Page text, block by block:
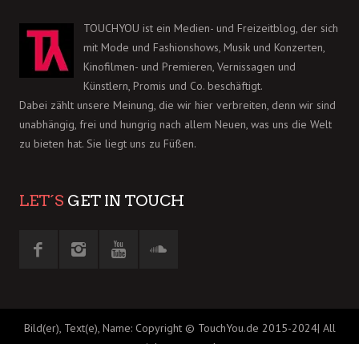
TOUCHYOU ist ein Medien- und Freizeitblog, der sich
mit Mode und Fashionshows, Musik und Konzerten,
Kinofilmen- und Premieren, Vernissagen und
Künstlern, Promis und Co. beschäftigt.
Dabei zählt unsere Meinung, die wir hier verbreiten, denn wir sind
unabhängig, frei und hungrig nach allem Neuen, was uns die Welt
zu bieten hat. Sie liegt uns zu Füßen.
LET´S GET IN TOUCH
Bild(er), Text(e), Name: Copyright © TouchYou.de 2015-2024| All